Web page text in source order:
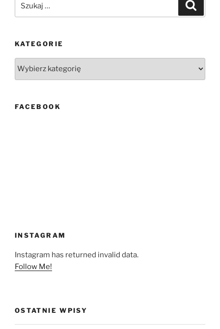
KATEGORIE
FACEBOOK
INSTAGRAM
Instagram has returned invalid data.
Follow Me!
OSTATNIE WPISY